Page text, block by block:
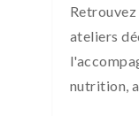
ateliers
nutrition,